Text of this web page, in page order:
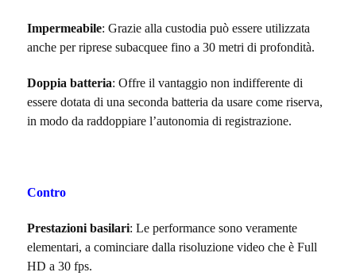
Impermeabile: Grazie alla custodia può essere utilizzata
anche per riprese subacquee fino a 30 metri di profondità.
Doppia batteria: Offre il vantaggio non indifferente di
essere dotata di una seconda batteria da usare come riserva,
in modo da raddoppiare l’autonomia di registrazione.
Contro
Prestazioni basilari: Le performance sono veramente
elementari, a cominciare dalla risoluzione video che è Full
HD a 30 fps.